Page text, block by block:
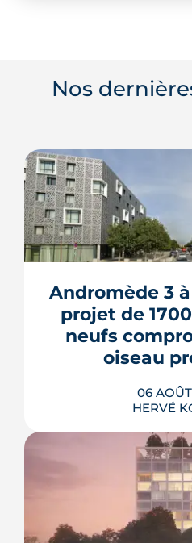
Nos
Andromède 3
projet de
neufs
oiseau
06
HERVÉ
La troisième et
l'écoquartier